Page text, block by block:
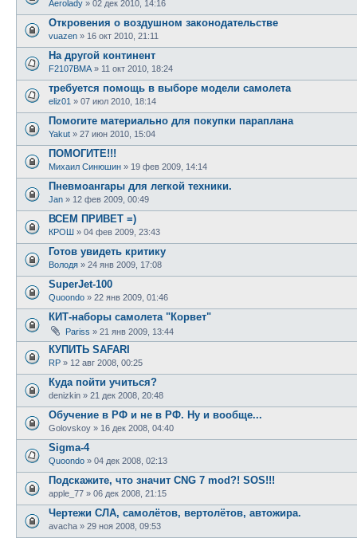
Aerolady » 02 дек 2010, 14:16
Откровения о воздушном законодательстве
vuazen » 16 окт 2010, 21:11
На другой континент
F2107BMA » 11 окт 2010, 18:24
требуется помощь в выборе модели самолета
eliz01 » 07 июл 2010, 18:14
Помогите материально для покупки параплана
Yakut » 27 июн 2010, 15:04
ПОМОГИТЕ!!!
Михаил Синюшин » 19 фев 2009, 14:14
Пневмоангары для легкой техники.
Jan » 12 фев 2009, 00:49
ВСЕМ ПРИВЕТ =)
КРОШ » 04 фев 2009, 23:43
Готов увидеть критику
Володя » 24 янв 2009, 17:08
SuperJet-100
Quoondo » 22 янв 2009, 01:46
КИТ-наборы самолета "Корвет"
Pariss » 21 янв 2009, 13:44
КУПИТЬ SAFARI
RP » 12 авг 2008, 00:25
Куда пойти учиться?
denizkin » 21 дек 2008, 20:48
Обучение в РФ и не в РФ. Ну и вообще...
Golovskoy » 16 дек 2008, 04:40
Sigma-4
Quoondo » 04 дек 2008, 02:13
Подскажите, что значит CNG 7 mod?! SOS!!!
apple_77 » 06 дек 2008, 21:15
Чертежи СЛА, самолётов, вертолётов, автожира.
avacha » 29 ноя 2008, 09:53